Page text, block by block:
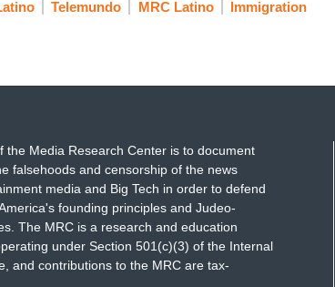
sobre esa advertencia.
a diario. Lo que sí ven en su propia frontera,
que entran con números de teléfono escritos en
y la escucharon aquí y la volverán a escuchar,
¿Por qué no presenciar lo que los
Telemundo MRC Latino Immigration
the Media Research Center is to document
falsehoods and censorship of the news
media and Big Tech in order to defend
founding principles and Judeo-
The MRC is a research and education
under Section 501(c)(3) of the Internal
and contributions to the MRC are tax-